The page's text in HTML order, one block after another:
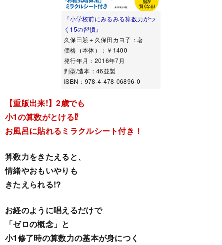
『小学校前にみるみる算数力がつ
く15の習慣』
久保田競＋久保田カヨ子：著
価格（本体）：￥1400
発行年月：2016年7月
判型/造本：46並製
ISBN：978-4-478-06896-0
【重版出来!】2歳でも
小1の算数がとける⁉
お風呂に貼れるミラクルシート付き！
算数力をきたえると、
情緒やおもいやりも
きたえられる!?
お経のように唱えるだけで
「ゼロの概念」と
小1修了時の算数力の基本が身につく